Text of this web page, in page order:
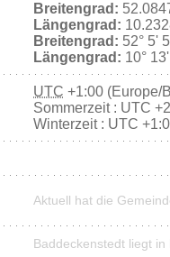
Breitengrad:
Längengrad:
Breitengrad: 52° 5'
Längengrad: 10°
UTC +1:00 (Europe/
Sommerzeit : UTC
Winterzeit : UTC
Aktuell hat die
Baddeckenstedt liegt